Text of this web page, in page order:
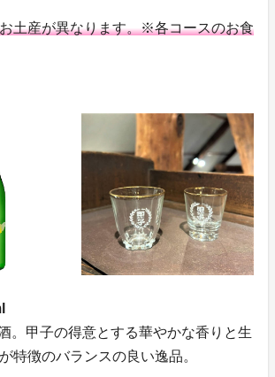
土産が異なります。※各コースのお食
。甲子の得意とする華やかな香りと生
特徴のバランスの良い逸品。